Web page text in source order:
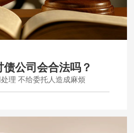
债公司会合法吗？
理 不给委托人造成麻烦